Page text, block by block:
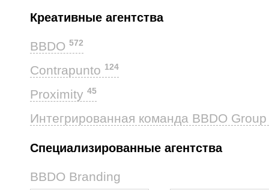
Креативные агентства
BBDO 572
Contrapunto 124
Proximity 45
Интегрированная команда BBDO
Специализированные агентства
BBDO Branding